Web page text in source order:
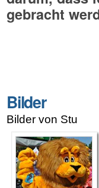
gebracht
Bilder
Bilder von Stu